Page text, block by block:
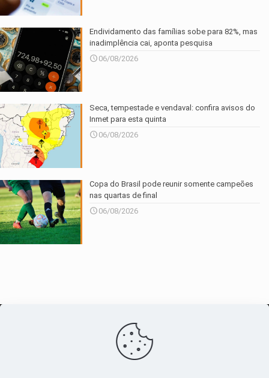
Endividamento das famílias sobe para 82%, mas
inadimplência cai, aponta pesquisa
06/08/2026
Seca, tempestade e vendaval: confira avisos do
Inmet para esta quinta
06/08/2026
Copa do Brasil pode reunir somente campeões
nas quartas de final
06/08/2026
canal de notícias